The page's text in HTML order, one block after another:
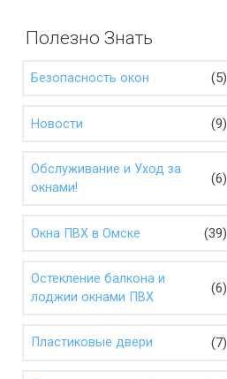
Полезно Знать
Безопасность окон (5)
Новости (9)
Обслуживание и Уход за
окнами!
(6)
Окна ПВХ в Омске (39)
Остекление балкона и
лоджии окнами ПВХ
(6)
Пластиковые двери (7)